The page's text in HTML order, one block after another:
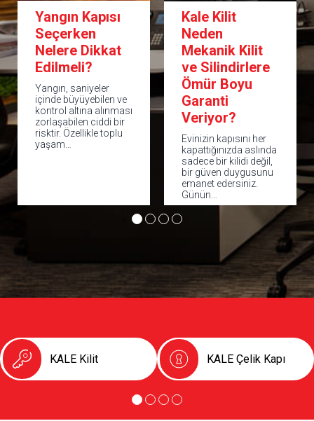
Yangın Kapısı
Seçerken
Nelere Dikkat
Edilmeli?
Yangın, saniyeler
içinde büyüyebilen ve
kontrol altına alınması
zorlaşabilen ciddi bir
risktir. Özellikle toplu
yaşam…
Kale Kilit
Neden
Mekanik Kilit
ve Silindirlere
Ömür Boyu
Garanti
Veriyor?
Evinizin kapısını her
kapattığınızda aslında
sadece bir kilidi değil,
bir güven duygusunu
emanet edersiniz.
Günün…
KALE Kilit KALE Çelik Kapı